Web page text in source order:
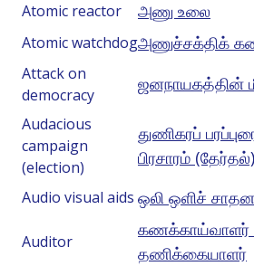
Atomic reactor அணு உலை
Atomic watchdogஅணுச்சக்திக்
Attack on
democracy
ஜனநாயகத்தின்
Audacious
campaign
(election)
துணிகரப்
பிரசாரம் (தேர்தல்)
Audio visual aids ஒலி ஒளிச்
Auditor
தணிக்கையாளர்